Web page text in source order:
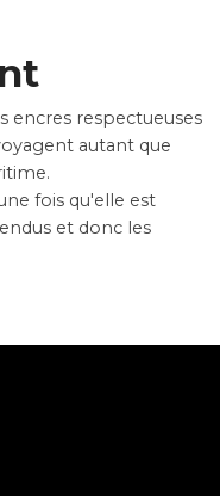
encres respectueuses
autant que
fois qu'elle est
et donc les